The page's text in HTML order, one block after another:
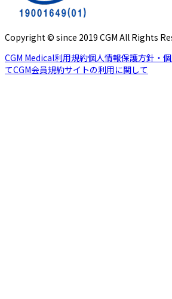
Copyright © since 2019 CGM All Rights
CGM Medical利用規約個人情報保護方針・
てCGM会員規約サイトの利用に関して